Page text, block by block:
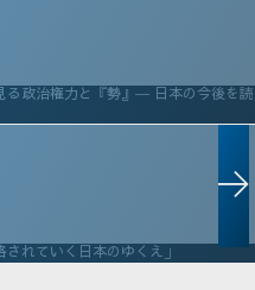
る政治権力と『勢』― 日本の今後を読
れていく日本のゆくえ」